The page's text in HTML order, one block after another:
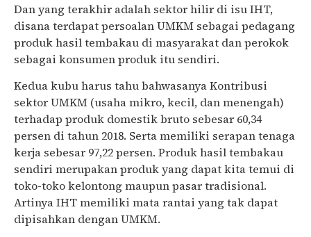
Dan yang terakhir adalah sektor hilir di isu IHT,
disana terdapat persoalan UMKM sebagai pedagang
produk hasil tembakau di masyarakat dan perokok
sebagai konsumen produk itu sendiri.
Kedua kubu harus tahu bahwasanya Kontribusi
sektor UMKM (usaha mikro, kecil, dan menengah)
terhadap produk domestik bruto sebesar 60,34
persen di tahun 2018. Serta memiliki serapan tenaga
kerja sebesar 97,22 persen. Produk hasil tembakau
sendiri merupakan produk yang dapat kita temui di
toko-toko kelontong maupun pasar tradisional.
Artinya IHT memiliki mata rantai yang tak dapat
dipisahkan dengan UMKM.